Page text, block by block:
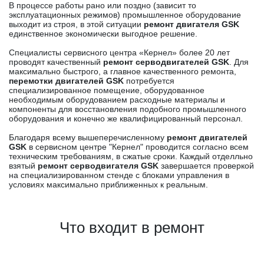
В процессе работы рано или поздно (зависит то
эксплуатационных режимов) промышленное оборудование
выходит из строя, в этой ситуации ремонт двигателя GSK
единственное экономически выгодное решение.
Специалисты сервисного центра «Кернел» более 20 лет
проводят качественный ремонт серводвигателей GSK . Для
максимально быстрого, а главное качественного ремонта,
перемотки двигателей GSK потребуется
специализированное помещение, оборудованное
необходимым оборудованием расходные материалы и
компоненты для восстановления подобного промышленного
оборудования и конечно же квалифицированный персонал.
Благодаря всему вышеперечисленному ремонт двигателей
GSK в сервисном центре "Кернел" проводится согласно всем
техническим требованиям, в сжатые сроки. Каждый отделльно
взятый ремонт серводвигателя GSK завершается проверкой
на специализированном стенде с блоками управления в
условиях максимально приближенных к реальным.
Что входит в ремонт